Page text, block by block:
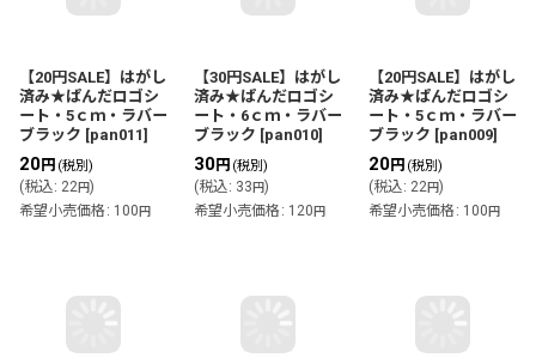
【20円SALE】はがし
済み★ぱんだロゴシ
ート・5ｃｍ・ラバー
ブラック [pan011]
20円 (税別)
(税込: 22円)
希望小売価格 : 100 円
【30円SALE】はがし
済み★ぱんだロゴシ
ート・6ｃｍ・ラバー
ブラック [pan010]
30円 (税別)
(税込: 33 円)
希望小売価格 : 120 円
【20円SALE】はがし
済み★ぱんだロゴシ
ート・5ｃｍ・ラバー
ブラック [pan009]
20円 (税別)
(税込: 22円)
希望小売価格 : 100 円